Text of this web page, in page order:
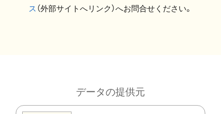
ス （外部サイトへリンク）へお問合せください。
データの提供元